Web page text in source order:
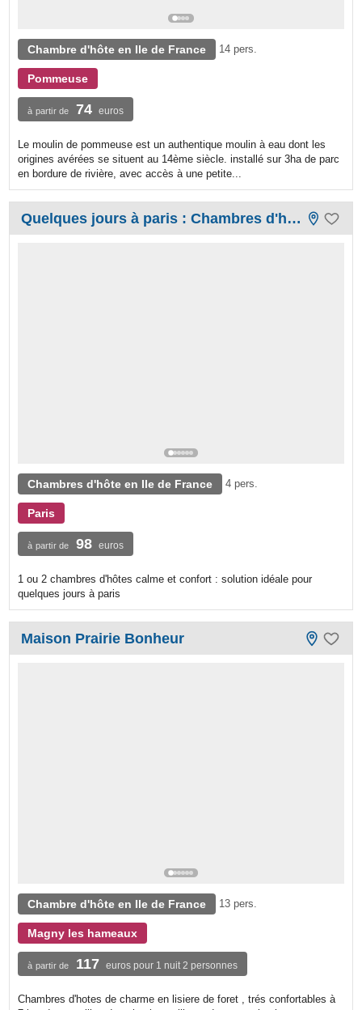
Chambre d'hôte en Ile de France 14 pers.
Pommeuse
à partir de 74 euros
Le moulin de pommeuse est un authentique moulin à eau dont les
origines avérées se situent au 14ème siècle. installé sur 3ha de parc
en bordure de rivière, avec accès à une petite...
Quelques jours à paris : Chambres d'hôtes-
Chambres d'hôte en Ile de France 4 pers.
Paris
à partir de 98 euros
1 ou 2 chambres d'hôtes calme et confort : solution idéale pour
quelques jours à paris
Maison Prairie Bonheur
Chambre d'hôte en Ile de France 13 pers.
Magny les hameaux
à partir de 117 euros pour 1 nuit 2 personnes
Chambres d'hotes de charme en lisiere de foret , trés confortables à